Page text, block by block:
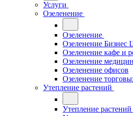
Услуги
Озеленение
Озеленение
Озеленение Бизнес
Озеленение кафе и
Озеленение
Озеленение офисов
Озеленение
Утепление растений
Утепление растений